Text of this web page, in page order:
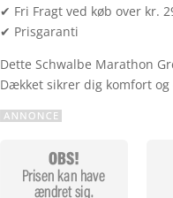
✔ Fri Fragt ved køb over kr.
✔ Prisgaranti
Dette Schwalbe Marathon
Dækket sikrer dig komfort